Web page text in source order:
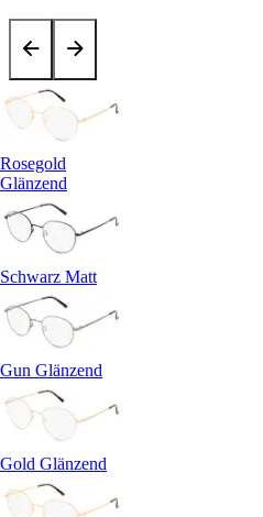
Rosegold
Glänzend
Schwarz Matt
Gun Glänzend
Gold Glänzend